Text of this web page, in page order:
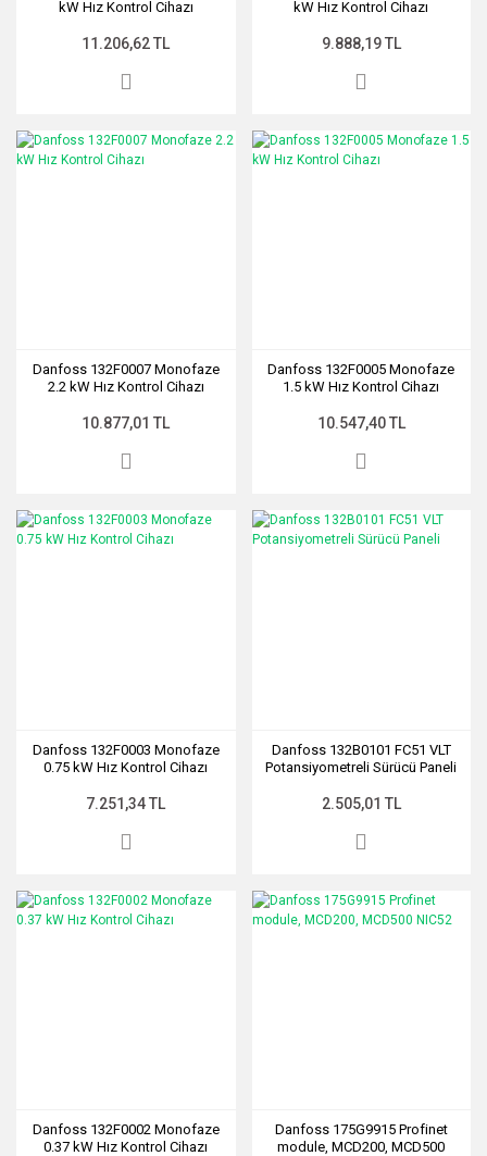
kW Hız Kontrol Cihazı
11.206,62 TL
kW Hız Kontrol Cihazı
9.888,19 TL
Danfoss 132F0007 Monofaze
2.2 kW Hız Kontrol Cihazı
10.877,01 TL
Danfoss 132F0005 Monofaze
1.5 kW Hız Kontrol Cihazı
10.547,40 TL
Danfoss 132F0003 Monofaze
0.75 kW Hız Kontrol Cihazı
7.251,34 TL
Danfoss 132B0101 FC51 VLT
Potansiyometreli Sürücü Paneli
2.505,01 TL
Danfoss 132F0002 Monofaze
0.37 kW Hız Kontrol Cihazı
Danfoss 175G9915 Profinet
module, MCD200, MCD500